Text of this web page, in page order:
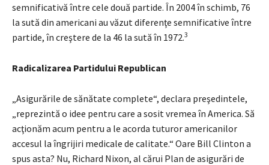
semnificativă între cele două partide. În 2004 în schimb, 76
la sută din americani au văzut diferenţe semnificative între
partide, în creştere de la 46 la sută în 1972.3
Radicalizarea Partidului Republican
„Asigurările de sănătate complete“, declara preşedintele,
„reprezintă o idee pentru care a sosit vremea în America. Să
acţionăm acum pentru a le acorda tuturor americanilor
accesul la îngrijiri medicale de calitate.“ Oare Bill Clinton a
spus asta? Nu, Richard Nixon, al cărui Plan de asigurări de